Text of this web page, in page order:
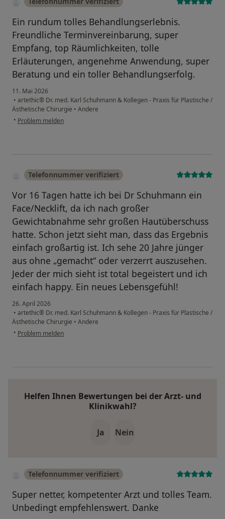
Ein rundum tolles Behandlungserlebnis.
Freundliche Terminvereinbarung, super
Empfang, top Räumlichkeiten, tolle
Erläuterungen, angenehme Anwendung, super
Beratung und ein toller Behandlungserfolg.
11. Mai 2026
• artethic® Dr. med. Karl Schuhmann & Kollegen - Praxis für Plastische /
Ästhetische Chirurgie • Andere
• Problem melden
Telefonnummer verifiziert
Vor 16 Tagen hatte ich bei Dr Schuhmann ein
Face/Necklift, da ich nach großer
Gewichtabnahme sehr großen Hautüberschuss
hatte. Schon jetzt sieht man, dass das Ergebnis
einfach großartig ist. Ich sehe 20 Jahre jünger
aus ohne „gemacht“ oder verzerrt auszusehen.
Jeder der mich sieht ist total begeistert und ich
einfach happy. Ein neues Lebensgefühl!
26. April 2026
• artethic® Dr. med. Karl Schuhmann & Kollegen - Praxis für Plastische /
Ästhetische Chirurgie • Andere
• Problem melden
Helfen Ihnen Bewertungen bei der Arzt- und
Klinikwahl?
Ja Nein
Telefonnummer verifiziert
Super netter, kompetenter Arzt und tolles Team.
Unbedingt empfehlenswert. Danke